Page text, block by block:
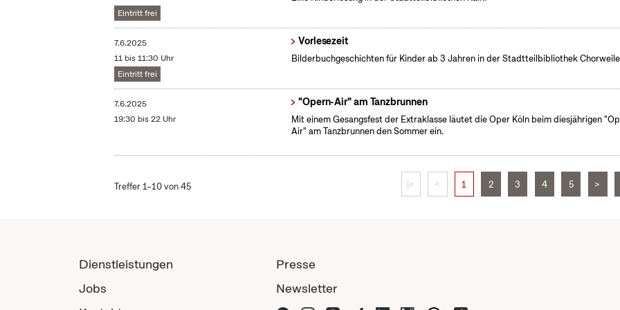
Eintritt frei
7.6.2025
11 bis 11:30 Uhr
Eintritt frei
Vorlesezeit
Bilderbuchgeschichten für Kinder ab 3 Jahren in der Stadtteilbibliothek
7.6.2025
19:30 bis 22 Uhr
"Opern-Air" am Tanzbrunnen
Mit einem Gesangsfest der Extraklasse läutet die Oper Köln beim diesjährigen
Air" am Tanzbrunnen den Sommer ein.
Treffer 1–10 von 45 |< < 1 2 3 4 5 >
Dienstleistungen
Jobs
Presse
Newsletter